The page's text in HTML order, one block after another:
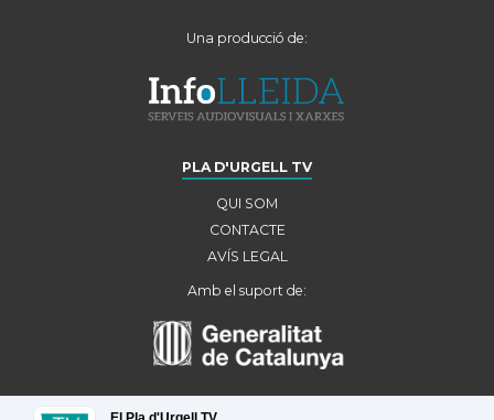
Una producció de:
PLA D'URGELL TV
QUI SOM
CONTACTE
AVÍS LEGAL
Amb el suport de: